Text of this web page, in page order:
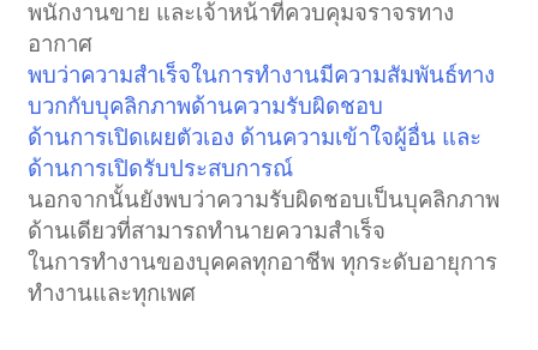
พนักงานขาย และเจ้าหน้าที่ควบคุมจราจรทาง
อากาศ
พบว่าความสำเร็จในการทำงานมีความสัมพันธ์ทาง
บวกกับบุคลิกภาพด้านความรับผิดชอบ
ด้านการเปิดเผยตัวเอง ด้านความเข้าใจผู้อื่น และ
ด้านการเปิดรับประสบการณ์
นอกจากนั้นยังพบว่าความรับผิดชอบเป็นบุคลิกภาพ
ด้านเดียวที่สามารถทำนายความสำเร็จ
ในการทำงานของบุคคลทุกอาชีพ ทุกระดับอายุการ
ทำงานและทุกเพศ